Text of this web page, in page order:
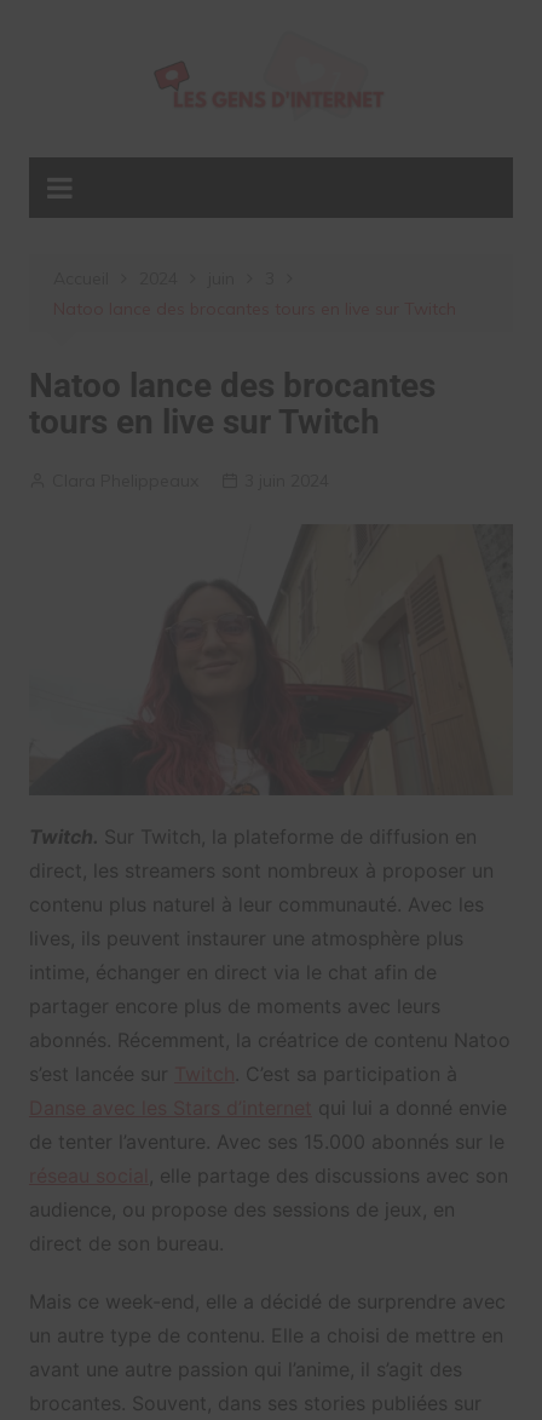
Natoo lance des brocantes
tours en live sur Twitch
Twitch. Sur Twitch, la plateforme de diffusion en
direct, les streamers sont nombreux à proposer un
contenu plus naturel à leur communauté. Avec les
lives, ils peuvent instaurer une atmosphère plus
intime, échanger en direct via le chat afin de
partager encore plus de moments avec leurs
abonnés. Récemment, la créatrice de contenu Natoo
s’est lancée sur
. C’est sa participation à
qui lui a donné envie
de tenter l’aventure. Avec ses 15.000 abonnés sur le
, elle partage des discussions avec son
audience, ou propose des sessions de jeux, en
direct de son bureau.
Mais ce week-end, elle a décidé de surprendre avec
un autre type de contenu. Elle a choisi de mettre en
avant une autre passion qui l’anime, il s’agit des
brocantes. Souvent, dans ses stories publiées sur